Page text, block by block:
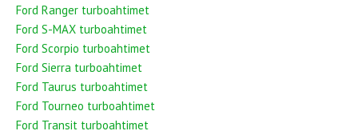
Ford Ranger turboahtimet
Ford S-MAX turboahtimet
Ford Scorpio turboahtimet
Ford Sierra turboahtimet
Ford Taurus turboahtimet
Ford Tourneo turboahtimet
Ford Transit turboahtimet